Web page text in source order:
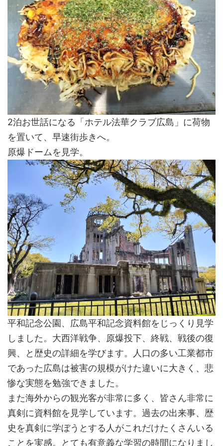
2泊お世話になる「ホテル法華クラブ広島」に荷物
を置いて、早速街歩きへ。
原爆ドームを見学。
平和記念公園、広島平和記念資料館をじっくり見学
しました。大西洋戦争、原爆投下、終戦、戦後の復
興、と歴史の詳細を学びます。人口の多い工業都市
であった広島は被害の規模がけた違いに大きく、悲
惨な実態を勉強できました。
また海外からの観光客が非常に多く、皆さん非常に
真剣に資料館を見学しています。過去の出来事、歴
史を真剣に学ぼうとする人がこれだけたくさんいる
ことを実感。とても有意義な学習の時間になりまし